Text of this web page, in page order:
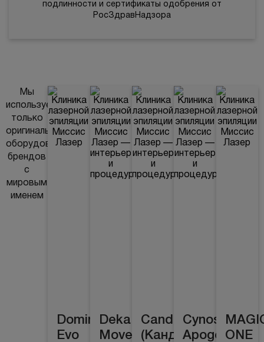
подлинности и сертификаты одобрения от
РосЗдравНадзора
Мы
используем
только
оригинальное
оборудование
брендов
с
мировым
именем
Domina
Evo
Deka
Moveo
Candela
(Кандела)
Cynosure
Apogee+ONE